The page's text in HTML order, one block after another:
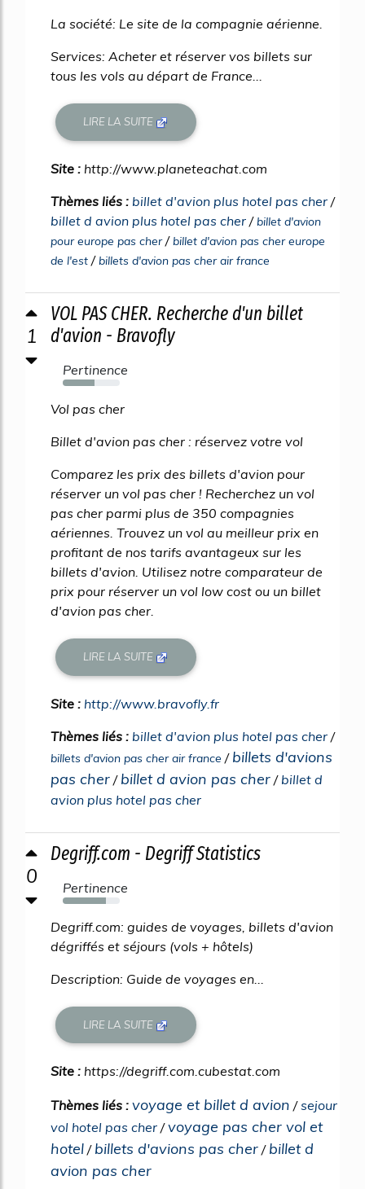
La société: Le site de la compagnie aérienne.
Services: Acheter et réserver vos billets sur
tous les vols au départ de France...
LIRE LA SUITE
Site : http://www.planeteachat.com
Thèmes liés : billet d'avion plus hotel pas cher /
billet d avion plus hotel pas cher /billet d'avion
pour europe pas cher/billet d'avion pas cher europe
de l'est /billets d'avion pas cher air france
1
VOL PAS CHER. Recherche d'un billet
d'avion - Bravofly
Pertinence
56%
Vol pas cher
Billet d'avion pas cher : réservez votre vol
Comparez les prix des billets d'avion pour
réserver un vol pas cher ! Recherchez un vol
pas cher parmi plus de 350 compagnies
aériennes. Trouvez un vol au meilleur prix en
profitant de nos tarifs avantageux sur les
billets d'avion. Utilisez notre comparateur de
prix pour réserver un vol low cost ou un billet
d'avion pas cher.
LIRE LA SUITE
Site : http://www.bravofly.fr
Thèmes liés : billet d'avion plus hotel pas cher /
billets d'avion pas cher air france / billets d'avions
pas cher / billet d avion pas cher / billet d
avion plus hotel pas cher
0
Degriff.com - Degriff Statistics
Pertinence
76%
Degriff.com: guides de voyages, billets d'avion
dégriffés et séjours (vols + hôtels)
Description: Guide de voyages en...
LIRE LA SUITE
Site : https://degriff.com.cubestat.com
Thèmes liés : voyage et billet d avion /sejour
vol hotel pas cher /voyage pas cher vol et
hotel / billets d'avions pas cher / billet d
avion pas cher